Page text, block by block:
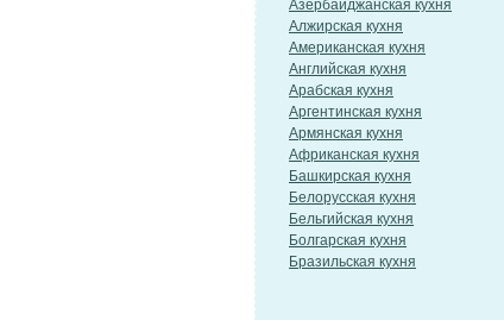
Азербайджанская кухня
Алжирская кухня
Американская кухня
Английская кухня
Арабская кухня
Аргентинская кухня
Армянская кухня
Африканская кухня
Башкирская кухня
Белорусская кухня
Бельгийская кухня
Болгарская кухня
Бразильская кухня